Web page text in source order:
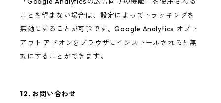
ことを望まない場合は、設定によってトラッキングを
無効にすることが可能です。Google Analytics オプト
アウト アドオンをブラウザにインストールされると無
効にすることができます。
12. お問い合わせ